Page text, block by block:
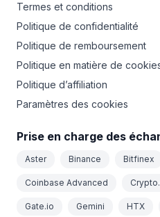
Termes et conditions
Politique de confidentialité
Politique de remboursement
Politique en matière de
Politique d’affiliation
Paramètres des cookies
Prise en charge des
Aster Binance Bitfinex
Coinbase Advanced
Gate.io Gemini HTX